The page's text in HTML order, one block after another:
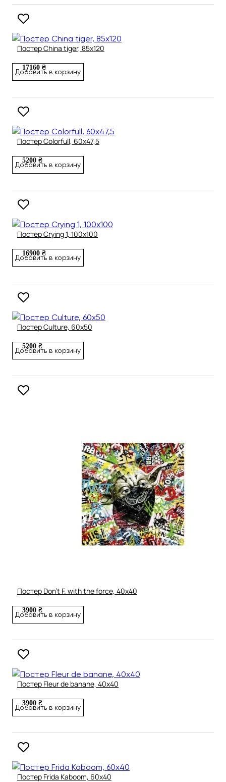
Постер China tiger, 85х120
17160 ₴
Добавить в корзину
Постер Colorfull, 60х47,5
5200 ₴
Добавить в корзину
Постер Crying 1, 100х100
16900 ₴
Добавить в корзину
Постер Culture, 60х50
5200 ₴
Добавить в корзину
Постер Don't F. with the force, 40х40
3900 ₴
Добавить в корзину
Постер Fleur de banane, 40х40
3900 ₴
Добавить в корзину
Постер Frida Kaboom, 60х40